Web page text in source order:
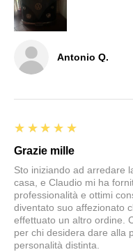
Antonio Q.
5
★★★★★
Grazie mille
Sto iniziando ad arredare
casa, e Claudio mi ha
professionalità e ottimi
diventato suo affezionato
effettuato un altro ordine.
per chi desidera dare alla
personalità distinta.